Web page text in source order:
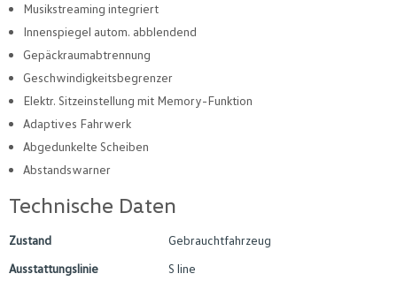
Musikstreaming integriert
Innenspiegel autom. abblendend
Gepäckraumabtrennung
Geschwindigkeitsbegrenzer
Elektr. Sitzeinstellung mit Memory-Funktion
Adaptives Fahrwerk
Abgedunkelte Scheiben
Abstandswarner
Technische Daten
Zustand
Gebrauchtfahrzeug
Ausstattungslinie
S line